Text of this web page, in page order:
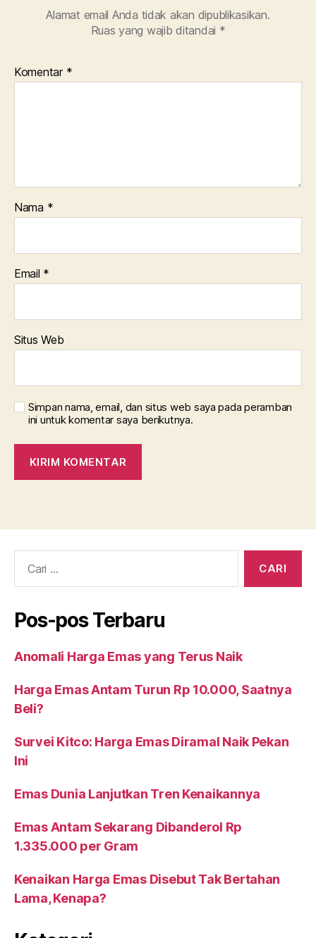
Alamat email Anda tidak akan dipublikasikan.
Ruas yang wajib ditandai *
Komentar *
Nama *
Email *
Situs Web
Simpan nama, email, dan situs web saya pada peramban
ini untuk komentar saya berikutnya.
Pos-pos Terbaru
Anomali Harga Emas yang Terus Naik
Harga Emas Antam Turun Rp 10.000, Saatnya
Beli?
Survei Kitco: Harga Emas Diramal Naik Pekan
Ini
Emas Dunia Lanjutkan Tren Kenaikannya
Emas Antam Sekarang Dibanderol Rp
1.335.000 per Gram
Kenaikan Harga Emas Disebut Tak Bertahan
Lama, Kenapa?